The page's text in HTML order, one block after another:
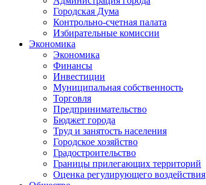
Городская Дума
Контрольно-счетная палата
Избирательные комиссии
Экономика
Экономика
Финансы
Инвестиции
Муниципальная собственность
Торговля
Предпринимательство
Бюджет города
Труд и занятость населения
Городское хозяйство
Градостроительство
Границы прилегающих территорий
Оценка регулирующего воздействия